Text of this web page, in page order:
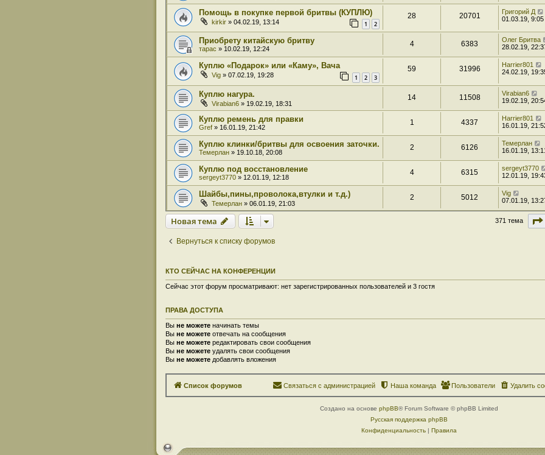
Помощь в покупке первой бритвы (КУПЛЮ)
kirkir » 04.02.19, 13:14 1 2
28 20701
Григорий Д
01.03.19, 9:05
Приобрету китайскую бритву
тарас » 10.02.19, 12:24
4 6383
Олег Бритва
28.02.19,
Куплю «Подарок» или «Каму», Вача
Vig » 07.02.19, 19:28 1 2 3
59 31996
Harrier801
24.02.19,
Куплю нагура.
Virabian6 » 19.02.19, 18:31
14 11508
Virabian6
19.02.19,
Куплю ремень для правки
Gref » 16.01.19, 21:42
1 4337
Harrier801
16.01.19,
Куплю клинки/бритвы для освоения заточки.
Темерлан » 19.10.18, 20:08
2 6126
Темерлан
16.01.19,
Куплю под восстановление
sergeyt3770 » 12.01.19, 12:18
4 6315
sergeyt3770
12.01.19,
Шайбы,пины,проволока,втулки и т.д.)
Темерлан » 06.01.19, 21:03
2 5012
Vig
07.01.19,
Новая тема 371 тема
Вернуться к списку форумов
КТО СЕЙЧАС НА КОНФЕРЕНЦИИ
Сейчас этот форум просматривают: нет зарегистрированных пользователей и 3 гостя
ПРАВА ДОСТУПА
Вы не можете начинать темы
Вы не можете отвечать на сообщения
Вы не можете редактировать свои сообщения
Вы не можете удалять свои сообщения
Вы не можете добавлять вложения
Список форумов Удалить
Пользователи
Наша команда
Связаться с администрацией
Создано на основе phpBB® Forum Software © phpBB Limited
Русская поддержка phpBB
Конфиденциальность| Правила